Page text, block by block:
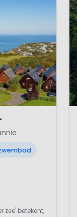
zee' betekent,